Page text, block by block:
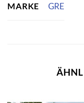
MARKE GRE